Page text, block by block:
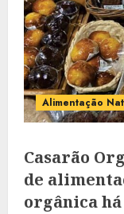
Alimentação
Casarão
de
orgânica há